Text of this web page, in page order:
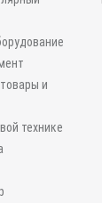
и
технике